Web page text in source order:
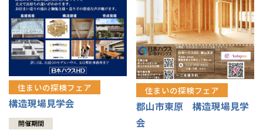
住まいの探検フェア
構造現場見学会
開催期間
住まいの探検フェア
郡山市東原 構造現場見学
会